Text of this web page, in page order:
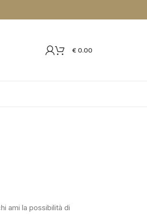
€ 0.00
ami la possibilità di